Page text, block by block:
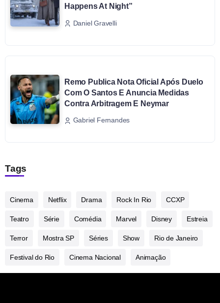
Happens At Night”
Daniel Gravelli
Remo Publica Nota Oficial Após Duelo
Com O Santos E Anuncia Medidas
Contra Arbitragem E Neymar
Gabriel Fernandes
Tags
Cinema Netflix Drama Rock In Rio CCXP
Teatro Série Comédia Marvel Disney Estreia
Terror Mostra SP Séries Show Rio de Janeiro
Festival do Rio Cinema Nacional Animação